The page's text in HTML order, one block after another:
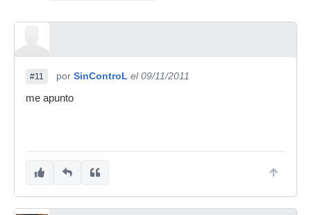
#11 por SinControL el 09/11/2011
me apunto